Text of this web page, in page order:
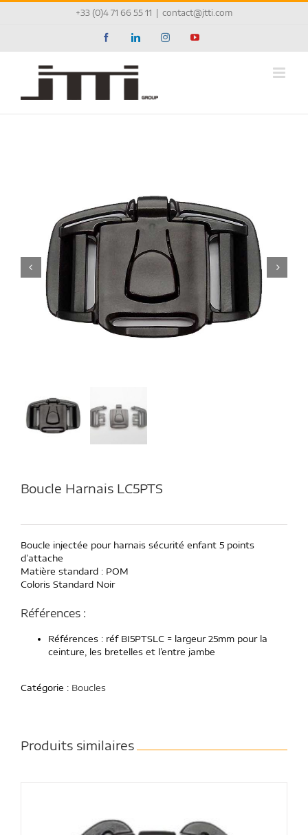
Passer
+33 (0)4 71 66 55 11 contact@jtti.com
FacebookLinkedInInstagramYouTube
 
Boucle Harnais LC5PTS
Boucle injectée pour harnais sécurité enfant 5 points
d’attache
Matière standard : POM
Coloris Standard Noir
Références :
Références : réf BI5PTSLC = largeur 25mm pour la
ceinture, les bretelles et l’entre jambe
Catégorie : Boucles
Produits similaires